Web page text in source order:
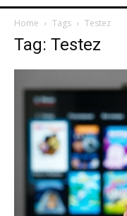
Home Tags Testez
Tag: Testez